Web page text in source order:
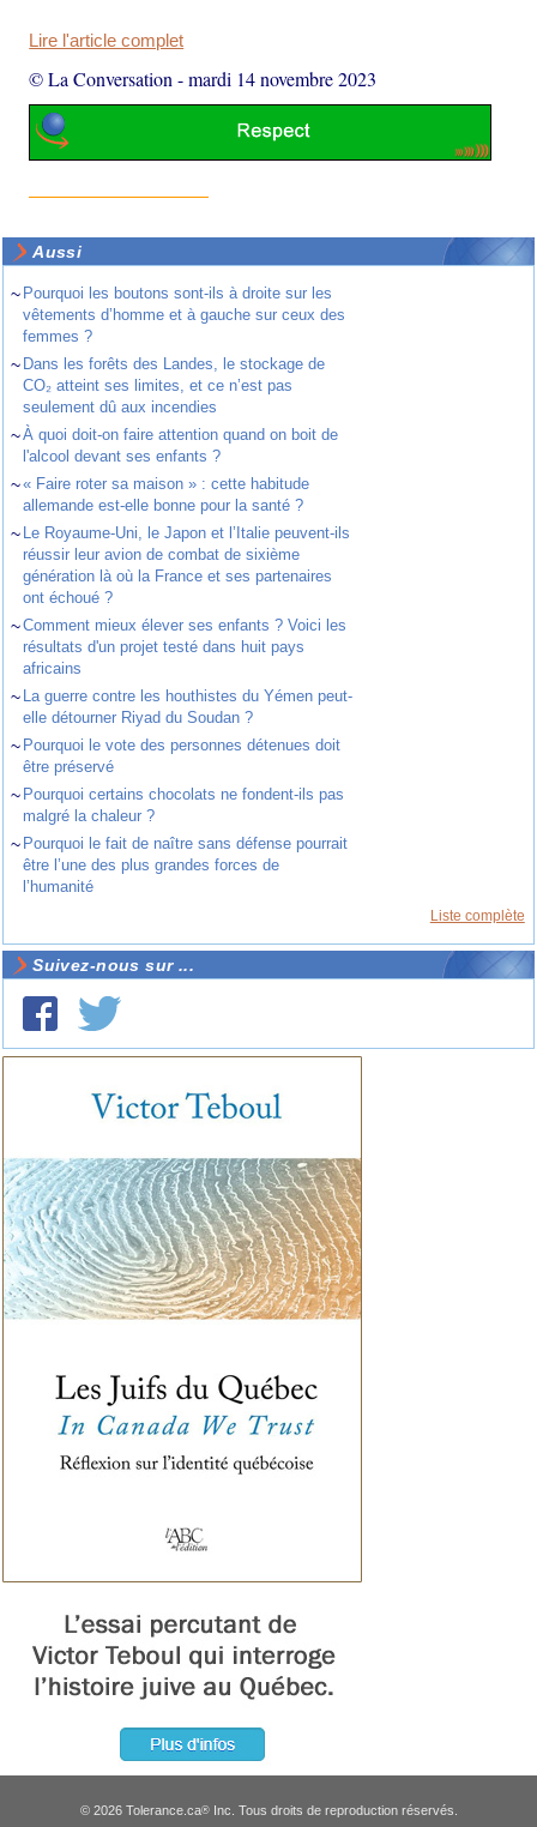
Lire l'article complet
© La Conversation -mardi 14 novembre 2023
Aussi
~ Pourquoi les boutons sont-ils à droite sur les
vêtements d’homme et à gauche sur ceux des
femmes ?
~ Dans les forêts des Landes, le stockage de
CO₂ atteint ses limites, et ce n’est pas
seulement dû aux incendies
~À quoi doit-on faire attention quand on boit de
l'alcool devant ses enfants ?
~« Faire roter sa maison » : cette habitude
allemande est-elle bonne pour la santé ?
~ Le Royaume-Uni, le Japon et l’Italie peuvent-ils
réussir leur avion de combat de sixième
génération là où la France et ses partenaires
ont échoué ?
~Comment mieux élever ses enfants ? Voici les
résultats d'un projet testé dans huit pays
africains
~ La guerre contre les houthistes du Yémen peut-
elle détourner Riyad du Soudan ?
~ Pourquoi le vote des personnes détenues doit
être préservé
~ Pourquoi certains chocolats ne fondent-ils pas
malgré la chaleur ?
~ Pourquoi le fait de naître sans défense pourrait
être l’une des plus grandes forces de
l’humanité
Liste complète
Suivez-nous sur ...
© 2026 Tolerance.ca®Inc. Tous droits de reproduction réservés.